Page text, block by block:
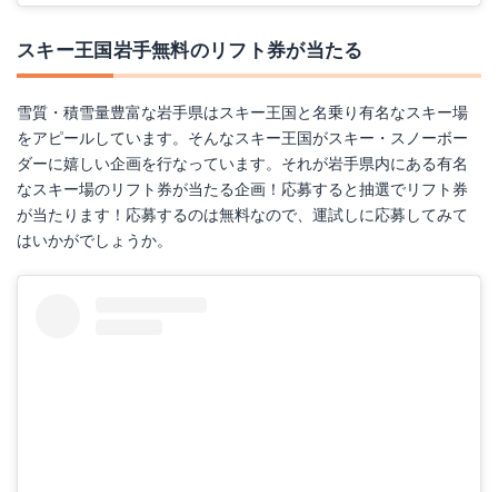
スキー王国岩手無料のリフト券が当たる
雪質・積雪量豊富な岩手県はスキー王国と名乗り有名なスキー場
をアピールしています。そんなスキー王国がスキー・スノーボー
ダーに嬉しい企画を行なっています。それが岩手県内にある有名
なスキー場のリフト券が当たる企画！応募すると抽選でリフト券
が当たります！応募するのは無料なので、運試しに応募してみて
はいかがでしょうか。